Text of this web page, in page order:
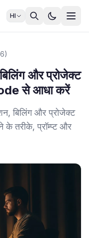
HI
और प्रोजेक्ट
से आधा करें
बिलिंग और प्रोजेक्ट
तरीके, प्रॉम्प्ट और